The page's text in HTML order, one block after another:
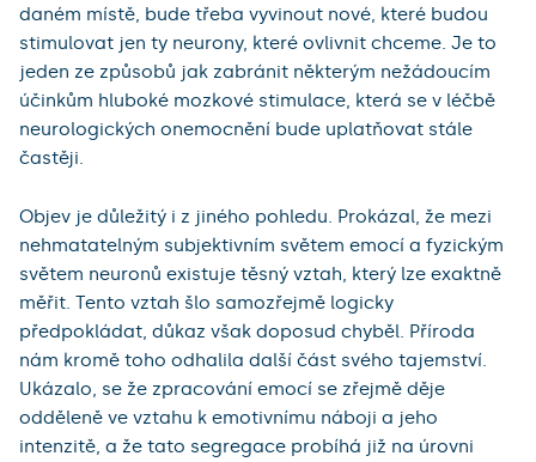
daném místě, bude třeba vyvinout nové, které budou
stimulovat jen ty neurony, které ovlivnit chceme. Je to
jeden ze způsobů jak zabránit některým nežádoucím
účinkům hluboké mozkové stimulace, která se v léčbě
neurologických onemocnění bude uplatňovat stále
častěji.
Objev je důležitý i z jiného pohledu. Prokázal, že mezi
nehmatatelným subjektivním světem emocí a fyzickým
světem neuronů existuje těsný vztah, který lze exaktně
měřit. Tento vztah šlo samozřejmě logicky
předpokládat, důkaz však doposud chyběl. Příroda
nám kromě toho odhalila další část svého tajemství.
Ukázalo, se že zpracování emocí se zřejmě děje
odděleně ve vztahu k emotivnímu náboji a jeho
intenzitě, a že tato segregace probíhá již na úrovni